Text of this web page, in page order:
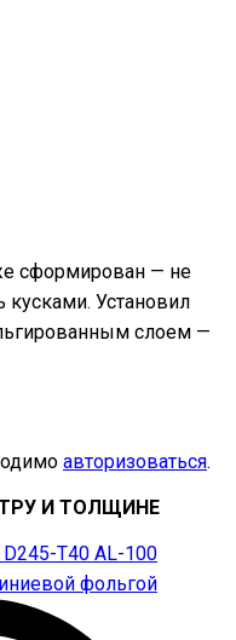
сформирован — не
кусками. Установил
слоем —
авторизоваться.
И ТОЛЩИНЕ